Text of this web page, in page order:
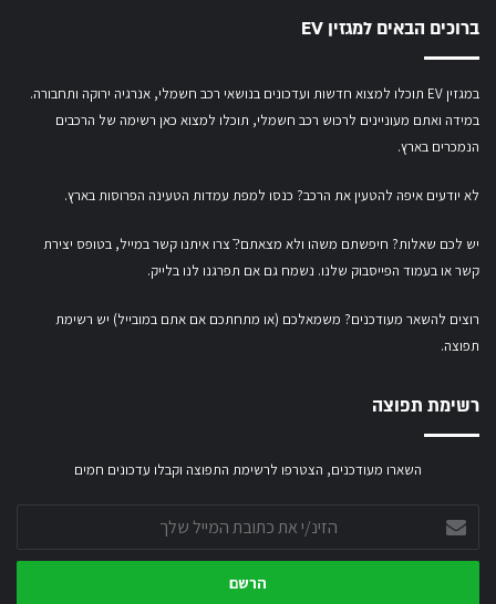
ברוכים הבאים למגזין EV
במגזין EV תוכלו למצוא חדשות ועדכונים בנושאי רכב חשמלי, אנרגיה ירוקה ותחבורה.
במידה ואתם מעוניינים לרכוש רכב חשמלי, תוכלו למצוא כאן רשימה של הרכבים
הנמכרים בארץ.
לא יודעים איפה להטעין את הרכב? כנסו למפת עמדות הטעינה הפרוסות בארץ.
יש לכם שאלות? חיפשתם משהו ולא מצאתם?ֿ צרו איתנו קשר במייל, בטופס יצירת
קשראובעמוד הפייסבוק שלנו. נשמח גם אם תפרגנו לנו בלייק.
רוצים להשאר מעודכנים? משמאלכם (או מתחתכם אם אתם במובייל) יש רשימת
תפוצה.
רשימת תפוצה
השארו מעודכנים, הצטרפו לרשימת התפוצה וקבלו עדכונים חמים
את
כתובת